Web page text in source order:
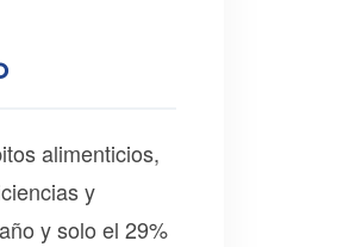
alimenticios,
y
y solo el 29%